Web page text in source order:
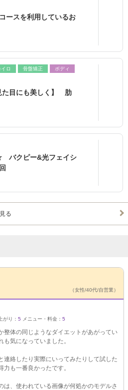
ースを利用しているお
イロ 骨盤矯正
ボディ
た目にも美しく】 肋
バクピー&光フェイシ
る
（女性/40代/自営業）
がり： 5 メニュー・料金： 5
整体の同じようなダイエットがあがってい
気になっていました。
連絡したり実際にいってみたりして試した
も一番良かったです。
は、使われている画像が何処かのモデルさ